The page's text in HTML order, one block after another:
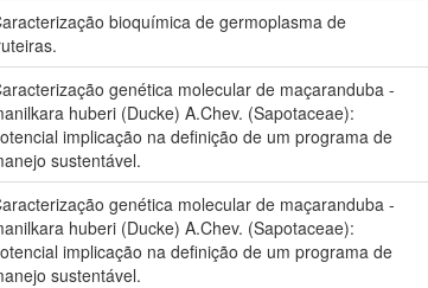
bioquímica de germoplasma de
genética molecular de maçaranduba -
huberi (Ducke) A.Chev. (Sapotaceae):
implicação na definição de um programa de
sustentável.
genética molecular de maçaranduba -
huberi (Ducke) A.Chev. (Sapotaceae):
implicação na definição de um programa de
sustentável.